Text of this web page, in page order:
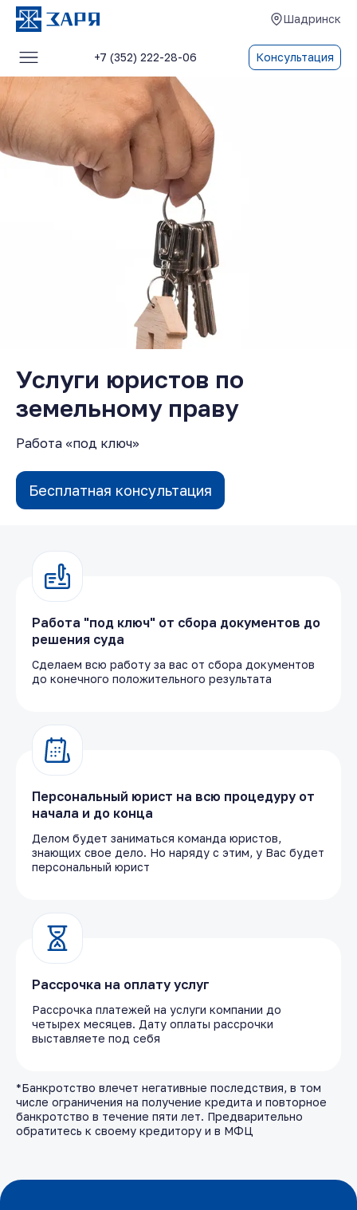
Шадринск
+7 (352) 222-28-06 Консультация
О компании
Блог
Услуги юристов по
земельному праву
Работа «под ключ»
Бесплатная консультация
Работа "под ключ" от сбора документов до
решения суда
Сделаем всю работу за вас от сбора документов
до конечного положительного результата
Персональный юрист на всю процедуру от
начала и до конца
Делом будет заниматься команда юристов,
знающих свое дело. Но наряду с этим, у Вас будет
персональный юрист
Рассрочка на оплату услуг
Рассрочка платежей на услуги компании до
четырех месяцев. Дату оплаты рассрочки
выставляете под себя
*Банкротство влечет негативные последствия, в том
числе ограничения на получение кредита и повторное
банкротство в течение пяти лет. Предварительно
обратитесь к своему кредитору и в МФЦ